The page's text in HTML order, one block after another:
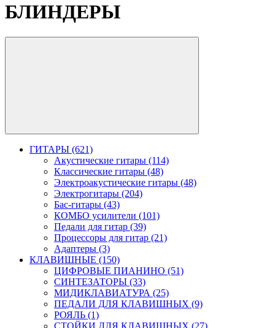
БЛИНДЕРЫ
ГИТАРЫ (621)
Акустические гитары (114)
Классические гитары (48)
Электроакустические гитары (48)
Электрогитары (204)
Бас-гитары (43)
КОМБО усилители (101)
Педали для гитар (39)
Процессоры для гитар (21)
Адаптеры (3)
КЛАВИШНЫЕ (150)
ЦИФРОВЫЕ ПИАНИНО (51)
СИНТЕЗАТОРЫ (33)
МИДИКЛАВИАТУРА (25)
ПЕДАЛИ ДЛЯ КЛАВИШНЫХ (9)
РОЯЛЬ (1)
СТОЙКИ ДЛЯ КЛАВИШНЫХ (27)